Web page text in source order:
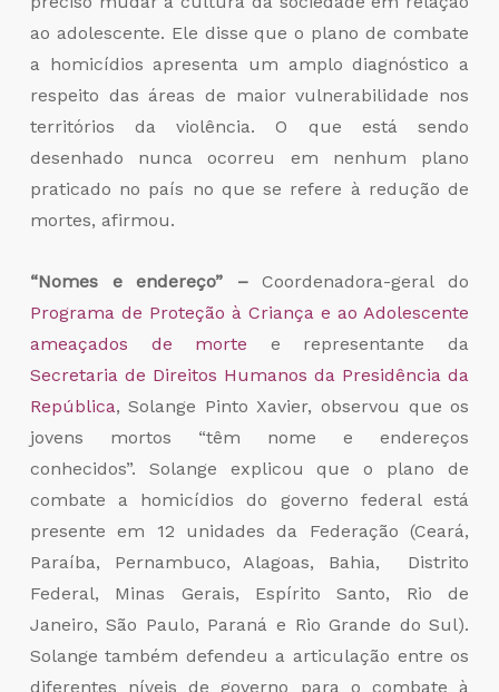
ao adolescente. Ele disse que o plano de combate
a homicídios apresenta um amplo diagnóstico a
respeito das áreas de maior vulnerabilidade nos
territórios da violência. O que está sendo
desenhado nunca ocorreu em nenhum plano
praticado no país no que se refere à redução de
mortes, afirmou.
“Nomes e endereço” –Coordenadora-geral do
Programa de Proteção à Criança e ao Adolescente
ameaçados de morte e representante da
Secretaria de Direitos Humanos da Presidência da
República, Solange Pinto Xavier, observou que os
jovens mortos “têm nome e endereços
conhecidos”. Solange explicou que o plano de
combate a homicídios do governo federal está
presente em 12 unidades da Federação (Ceará,
Paraíba, Pernambuco, Alagoas, Bahia, Distrito
Federal, Minas Gerais, Espírito Santo, Rio de
Janeiro, São Paulo, Paraná e Rio Grande do Sul).
Solange também defendeu a articulação entre os
diferentes níveis de governo para o combate à